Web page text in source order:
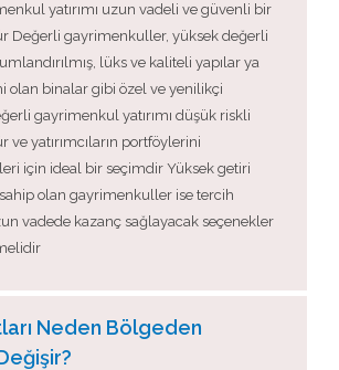
yatırımı uzun vadeli ve güvenli bir
Değerli gayrimenkuller, yüksek değerli
lüks ve kaliteli yapılar ya
olan binalar gibi özel ve yenilikçi
gayrimenkul yatırımı düşük riskli
ve yatırımcıların portföylerini
için ideal bir seçimdir Yüksek getiri
olan gayrimenkuller ise tercih
vadede kazanç sağlayacak seçenekler
Neden Bölgeden